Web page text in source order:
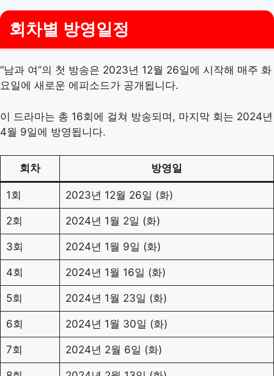
회차별 방영일정
“남과 여”의 첫 방송은 2023년 12월 26일에 시작해 매주 화
요일에 새로운 에피소드가 공개됩니다.
이 드라마는 총 16회에 걸쳐 방송되며, 마지막 회는 2024년
4월 9일에 방영됩니다.
회차 방영일
1회 2023년 12월 26일 (화)
2회 2024년 1월 2일 (화)
3회 2024년 1월 9일 (화)
4회 2024년 1월 16일 (화)
5회 2024년 1월 23일 (화)
6회 2024년 1월 30일 (화)
7회 2024년 2월 6일 (화)